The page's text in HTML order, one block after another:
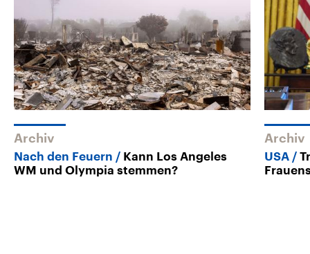
Archiv
Nach den Feuern
Kann Los Angeles
WM und Olympia stemmen?
Archiv
USA